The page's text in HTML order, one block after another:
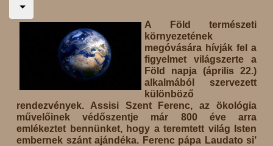
A Föld természeti
környezetének
megóvására hívják fel a
figyelmet világszerte a
Föld napja (április 22.)
alkalmából szervezett
különböző
rendezvények. Assisi Szent Ferenc, az ökológia
művelőinek védőszentje már 800 éve arra
emlékeztet bennünket, hogy a teremtett világ Isten
embernek szánt ajándéka. Ferenc pápa Laudato si’